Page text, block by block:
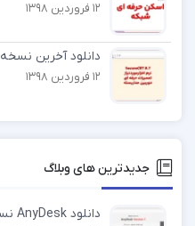
12 فروردین 1398
دانلود آخرین نسخه SecureCRT
12 فروردین 1398
جدیدترین های وبلاگ
دانلود AnyDesk نسخه 7